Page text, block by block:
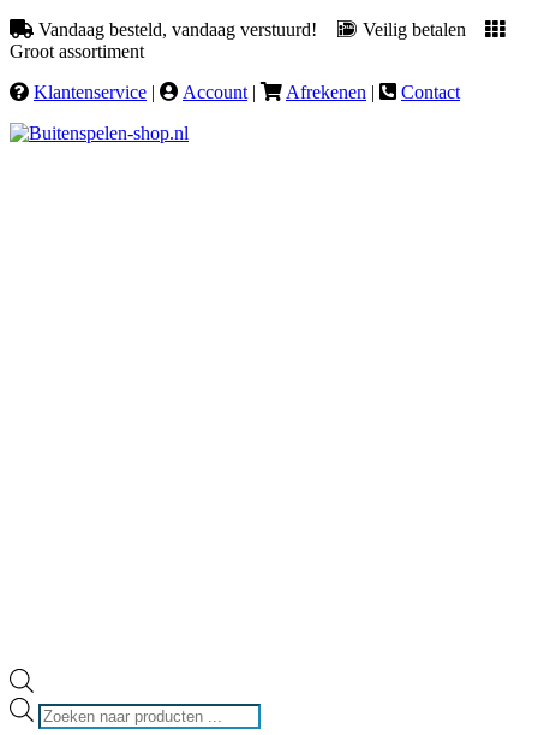
Vandaag besteld, vandaag verstuurd!
Veilig betalen
Groot assortiment
Klantenservice | Account | Afrekenen | Contact
Producten
zoeken